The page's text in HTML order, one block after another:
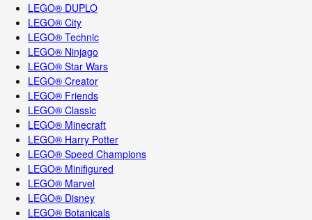
LEGO® DUPLO
LEGO® City
LEGO® Technic
LEGO® Ninjago
LEGO® Star Wars
LEGO® Creator
LEGO® Friends
LEGO® Classic
LEGO® Minecraft
LEGO® Harry Potter
LEGO® Speed Champions
LEGO® Minifigured
LEGO® Marvel
LEGO® Disney
LEGO® Botanicals